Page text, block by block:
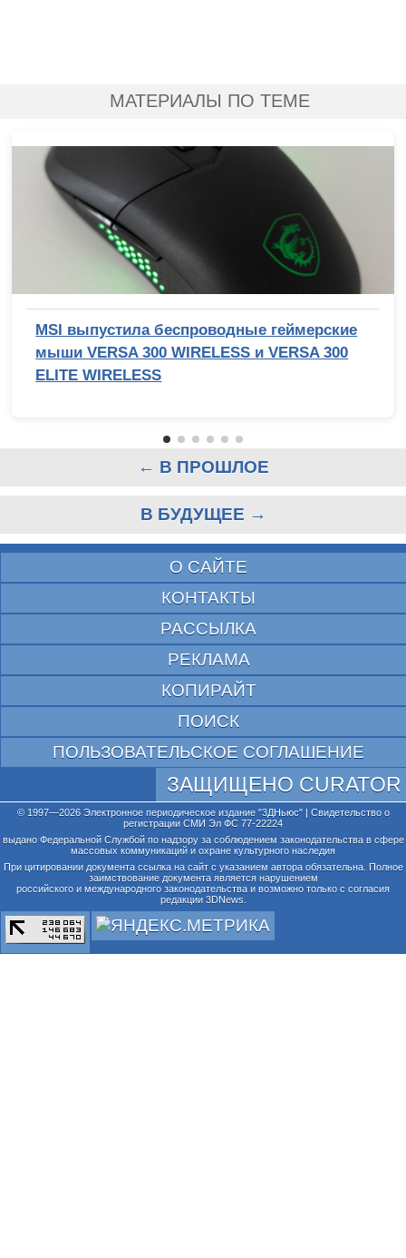
МАТЕРИАЛЫ ПО ТЕМЕ
MSI выпустила беспроводные геймерские
мыши VERSA 300 WIRELESS и VERSA 300
ELITE WIRELESS
← В ПРОШЛОЕ
В БУДУЩЕЕ →
О САЙТЕ
КОНТАКТЫ
РАССЫЛКА
РЕКЛАМА
КОПИРАЙТ
ПОИСК
ПОЛЬЗОВАТЕЛЬСКОЕ СОГЛАШЕНИЕ
ЗАЩИЩЕНО CURATOR
© 1997—2026 Электронное периодическое издание "3ДНьюс" | Свидетельство о
регистрации СМИ Эл ФС 77-22224
выдано Федеральной Службой по надзору за соблюдением законодательства в сфере
массовых коммуникаций и охране культурного наследия
При цитировании документа ссылка на сайт с указанием автора обязательна. Полное
заимствование документа является нарушением
российского и международного законодательства и возможно только с согласия
редакции 3DNews.